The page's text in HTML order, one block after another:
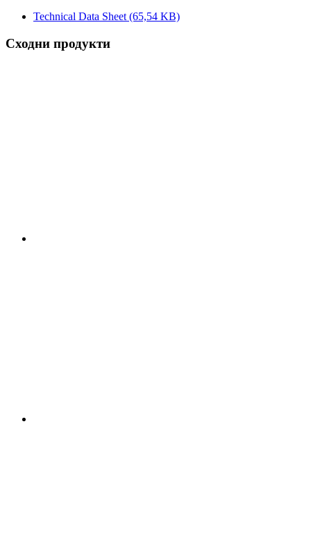
Technical Data Sheet (65,54 KB)
Сходни продукти